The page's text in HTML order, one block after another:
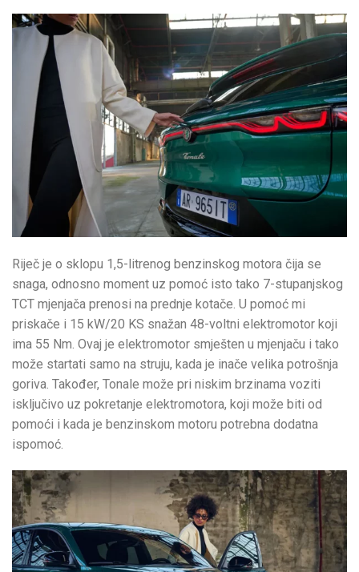
Riječ je o sklopu 1,5-litrenog benzinskog motora čija se
snaga, odnosno moment uz pomoć isto tako 7-stupanjskog
TCT mjenjača prenosi na prednje kotače. U pomoć mi
priskače i 15 kW/20 KS snažan 48-voltni elektromotor koji
ima 55 Nm. Ovaj je elektromotor smješten u mjenjaču i tako
može startati samo na struju, kada je inače velika potrošnja
goriva. Također, Tonale može pri niskim brzinama voziti
isključivo uz pokretanje elektromotora, koji može biti od
pomoći i kada je benzinskom motoru potrebna dodatna
ispomoć.